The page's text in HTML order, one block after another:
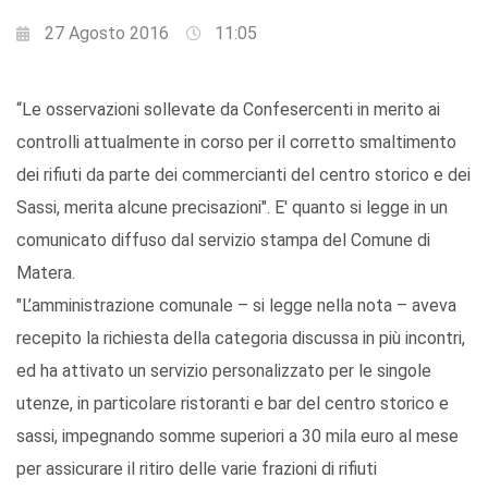
27 Agosto 2016 11:05
“Le osservazioni sollevate da Confesercenti in merito ai
controlli attualmente in corso per il corretto smaltimento
dei rifiuti da parte dei commercianti del centro storico e dei
Sassi, merita alcune precisazioni". E' quanto si legge in un
comunicato diffuso dal servizio stampa del Comune di
Matera.
"L’amministrazione comunale – si legge nella nota – aveva
recepito la richiesta della categoria discussa in più incontri,
ed ha attivato un servizio personalizzato per le singole
utenze, in particolare ristoranti e bar del centro storico e
sassi, impegnando somme superiori a 30 mila euro al mese
per assicurare il ritiro delle varie frazioni di rifiuti